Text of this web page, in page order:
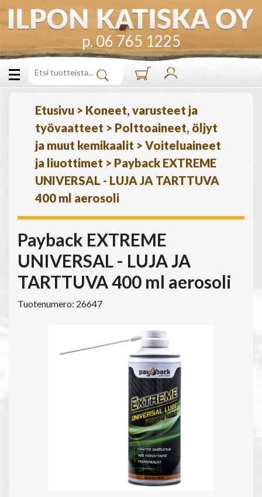
p. 06 765 1225
Etusivu > Koneet, varusteet ja
työvaatteet > Polttoaineet, öljyt
ja muut kemikaalit > Voiteluaineet
ja liuottimet > Payback EXTREME
UNIVERSAL - LUJA JA TARTTUVA
400 ml aerosoli
Payback EXTREME
UNIVERSAL - LUJA JA
TARTTUVA 400 ml aerosoli
Tuotenumero: 26647